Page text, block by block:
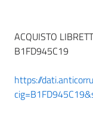
ACQUISTO
B1FD945C19
https://